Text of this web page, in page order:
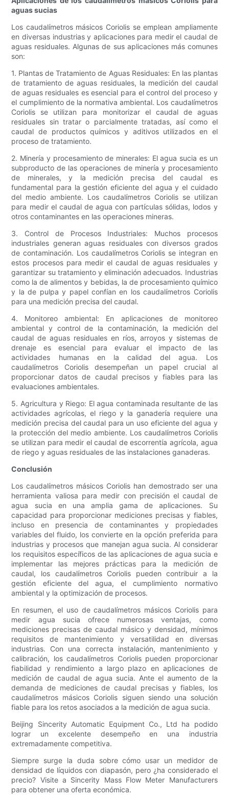
aguas sucias
Los caudalímetros másicos Coriolis se emplean ampliamente
en diversas industrias y aplicaciones para medir el caudal de
aguas residuales. Algunas de sus aplicaciones más comunes
son:
1. Plantas de Tratamiento de Aguas Residuales: En las plantas
de tratamiento de aguas residuales, la medición del caudal
de aguas residuales es esencial para el control del proceso y
el cumplimiento de la normativa ambiental. Los caudalímetros
Coriolis se utilizan para monitorizar el caudal de aguas
residuales sin tratar o parcialmente tratadas, así como el
caudal de productos químicos y aditivos utilizados en el
proceso de tratamiento.
2. Minería y procesamiento de minerales: El agua sucia es un
subproducto de las operaciones de minería y procesamiento
de minerales, y la medición precisa del caudal es
fundamental para la gestión eficiente del agua y el cuidado
del medio ambiente. Los caudalímetros Coriolis se utilizan
para medir el caudal de agua con partículas sólidas, lodos y
otros contaminantes en las operaciones mineras.
3. Control de Procesos Industriales: Muchos procesos
industriales generan aguas residuales con diversos grados
de contaminación. Los caudalímetros Coriolis se integran en
estos procesos para medir el caudal de aguas residuales y
garantizar su tratamiento y eliminación adecuados. Industrias
como la de alimentos y bebidas, la de procesamiento químico
y la de pulpa y papel confían en los caudalímetros Coriolis
para una medición precisa del caudal.
4. Monitoreo ambiental: En aplicaciones de monitoreo
ambiental y control de la contaminación, la medición del
caudal de aguas residuales en ríos, arroyos y sistemas de
drenaje es esencial para evaluar el impacto de las
actividades humanas en la calidad del agua. Los
caudalímetros Coriolis desempeñan un papel crucial al
proporcionar datos de caudal precisos y fiables para las
evaluaciones ambientales.
5. Agricultura y Riego: El agua contaminada resultante de las
actividades agrícolas, el riego y la ganadería requiere una
medición precisa del caudal para un uso eficiente del agua y
la protección del medio ambiente. Los caudalímetros Coriolis
se utilizan para medir el caudal de escorrentía agrícola, agua
de riego y aguas residuales de las instalaciones ganaderas.
Conclusión
Los caudalímetros másicos Coriolis han demostrado ser una
herramienta valiosa para medir con precisión el caudal de
agua sucia en una amplia gama de aplicaciones. Su
capacidad para proporcionar mediciones precisas y fiables,
incluso en presencia de contaminantes y propiedades
variables del fluido, los convierte en la opción preferida para
industrias y procesos que manejan agua sucia. Al considerar
los requisitos específicos de las aplicaciones de agua sucia e
implementar las mejores prácticas para la medición de
caudal, los caudalímetros Coriolis pueden contribuir a la
gestión eficiente del agua, el cumplimiento normativo
ambiental y la optimización de procesos.
En resumen, el uso de caudalímetros másicos Coriolis para
medir agua sucia ofrece numerosas ventajas, como
mediciones precisas de caudal másico y densidad, mínimos
requisitos de mantenimiento y versatilidad en diversas
industrias. Con una correcta instalación, mantenimiento y
calibración, los caudalímetros Coriolis pueden proporcionar
fiabilidad y rendimiento a largo plazo en aplicaciones de
medición de caudal de agua sucia. Ante el aumento de la
demanda de mediciones de caudal precisas y fiables, los
caudalímetros másicos Coriolis siguen siendo una solución
fiable para los retos asociados a la medición de agua sucia.
Beijing Sincerity Automatic Equipment Co., Ltd ha podido
lograr un excelente desempeño en una industria
extremadamente competitiva.
Siempre surge la duda sobre cómo usar un medidor de
densidad de líquidos con diapasón, pero ¿ha considerado el
precio? Visite a Sincerity Mass Flow Meter Manufacturers
para obtener una oferta económica.